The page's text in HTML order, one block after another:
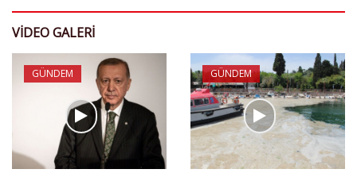
VIDEO GALERI
GÜNDEM GÜNDEM